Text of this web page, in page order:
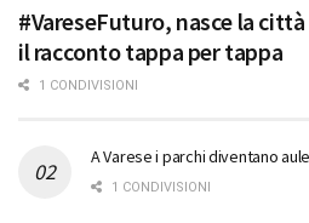
#VareseFuturo, nasce la
il racconto tappa per tappa
1 CONDIVISIONI
A Varese i parchi diventano
1 CONDIVISIONI